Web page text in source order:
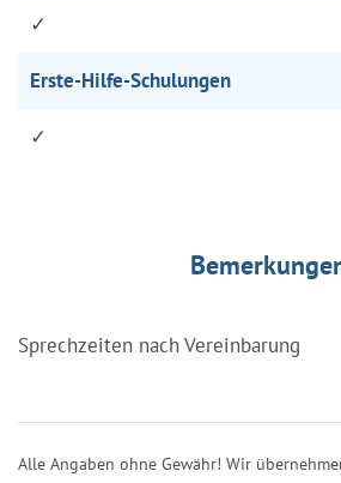
✓
Erste-Hilfe-Schulungen
✓
Sprechzeiten nach Vereinbarung
Alle Angaben ohne Gewähr! Wir